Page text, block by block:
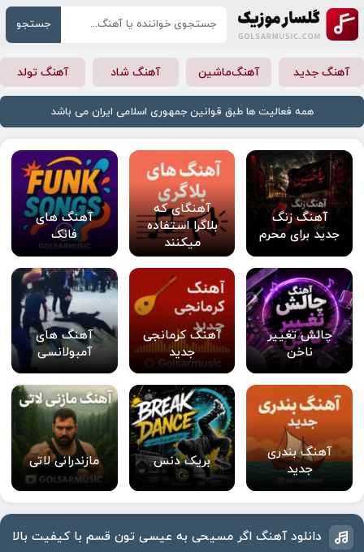
جستجو
آهنگ جدید آهنگ‌ماشین آهنگ شاد آهنگ تولد
همه فعالیت ها طبق قوانین جمهوری اسلامی ایران می باشد
آهنگ زنگ
جدید برای محرم
آهنگای که
بلاگرا استفاده
میکنند
آهنگ های
فانک
چالش تغییر
ناخن
آهنگ کرمانجی
جدید
آهنگ های
آمبولانسی
آهنگ بندری
جدید
بریک دنس مازندرانی لاتی
دانلود آهنگ اگر مسیحی به عیسی تون قسم با کیفیت بالا